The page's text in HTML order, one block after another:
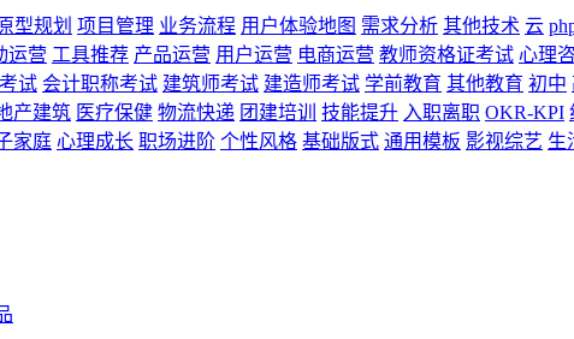
型规划 项目管理 业务流程 用户体验地图 需求分析 其他技术 云
运营 工具推荐 产品运营 用户运营 电商运营 教师资格证考试 心理
试 会计职称考试 建筑师考试 建造师考试 学前教育 其他教育 初中
产建筑 医疗保健 物流快递 团建培训 技能提升 入职离职 OKR-KPI
家庭 心理成长 职场进阶 个性风格 基础版式 通用模板 影视综艺 生